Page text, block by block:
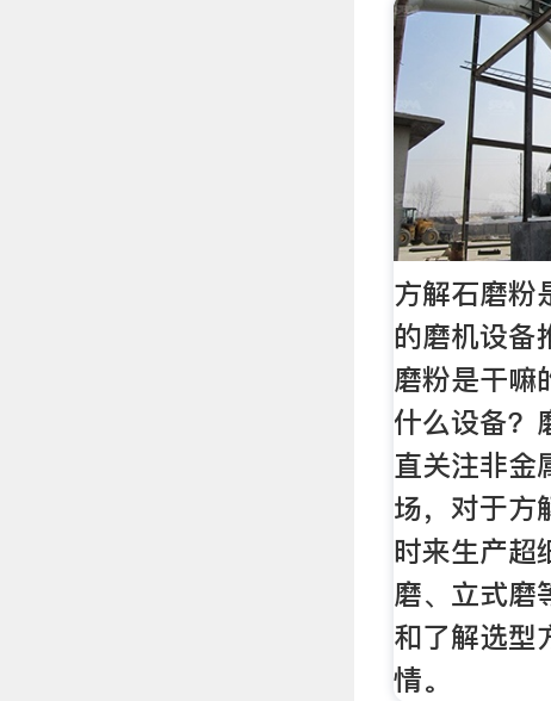
方解石磨粉
的磨机设备
磨粉是干嘛
什么设备？
直关注非金
场，对于方
时来生产超
磨、立式磨
和了解选型
情。